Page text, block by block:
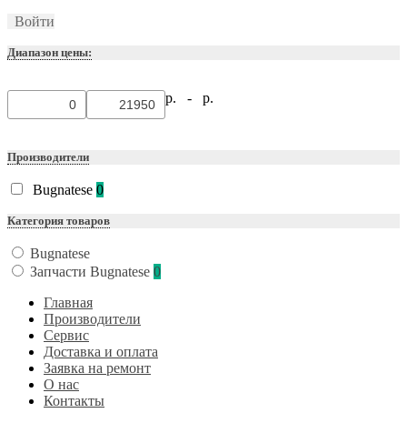
Войти
Диапазон цены:
р. - р.
Производители
Bugnatese 0
Категория товаров
Bugnatese
Запчасти Bugnatese 0
Главная
Производители
Сервис
Доставка и оплата
Заявка на ремонт
О нас
Контакты